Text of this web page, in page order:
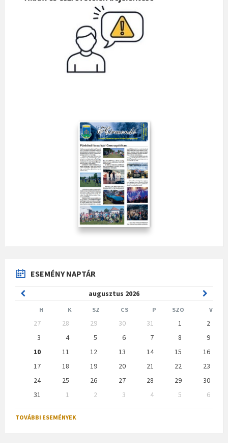
ESEMÉNY NAPTÁR
augusztus 2026
Previous
Month
Month
H K SZ CS P SZO V
calendar
27 28 29 30 31 1
2
3
4 5 6 7 8
9
10
11 12 13 14 15
16
17
18 19 20 21 22
23
24
25 26 27 28 29
30
31
1 2 3 4 5
6
to
calendar
TOVÁBBI ESEMÉNYEK